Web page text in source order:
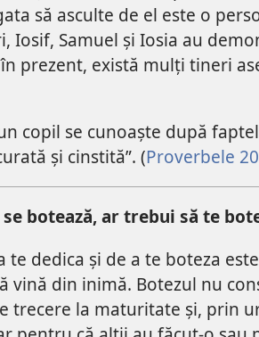
să asculte de el este o
Iosif, Samuel și Iosia au
prezent, există mulți tineri
copil se cunoaște după
și cinstită”. (Proverbele
botează, ar trebui să te
te dedica și de a te boteza este
vină din inimă. Botezul nu
trecere la maturitate și, prin